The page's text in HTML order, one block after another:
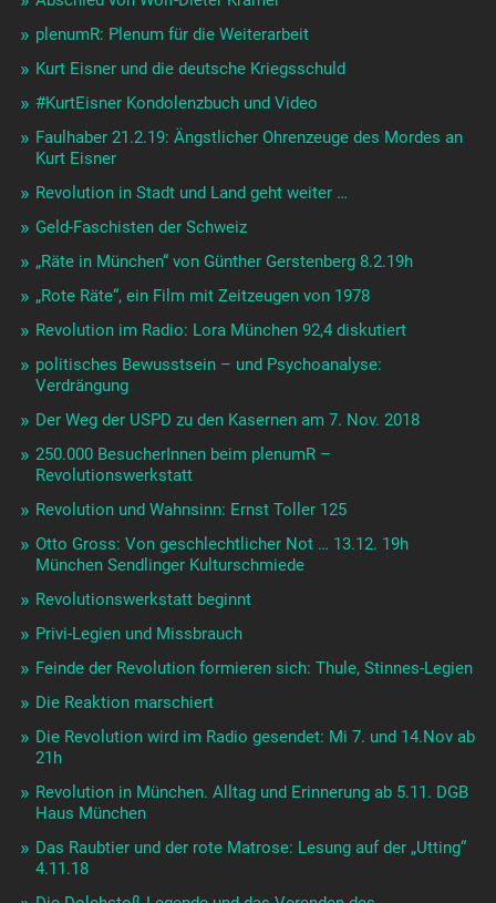
plenumR: Plenum für die Weiterarbeit
Kurt Eisner und die deutsche Kriegsschuld
#KurtEisner Kondolenzbuch und Video
Faulhaber 21.2.19: Ängstlicher Ohrenzeuge des Mordes an
Kurt Eisner
Revolution in Stadt und Land geht weiter …
Geld-Faschisten der Schweiz
„Räte in München“ von Günther Gerstenberg 8.2.19h
„Rote Räte“, ein Film mit Zeitzeugen von 1978
Revolution im Radio: Lora München 92,4 diskutiert
politisches Bewusstsein – und Psychoanalyse:
Verdrängung
Der Weg der USPD zu den Kasernen am 7. Nov. 2018
250.000 BesucherInnen beim plenumR –
Revolutionswerkstatt
Revolution und Wahnsinn: Ernst Toller 125
Otto Gross: Von geschlechtlicher Not … 13.12. 19h
München Sendlinger Kulturschmiede
Revolutionswerkstatt beginnt
Privi-Legien und Missbrauch
Feinde der Revolution formieren sich: Thule, Stinnes-Legien
Die Reaktion marschiert
Die Revolution wird im Radio gesendet: Mi 7. und 14.Nov ab
21h
Revolution in München. Alltag und Erinnerung ab 5.11. DGB
Haus München
Das Raubtier und der rote Matrose: Lesung auf der „Utting“
4.11.18